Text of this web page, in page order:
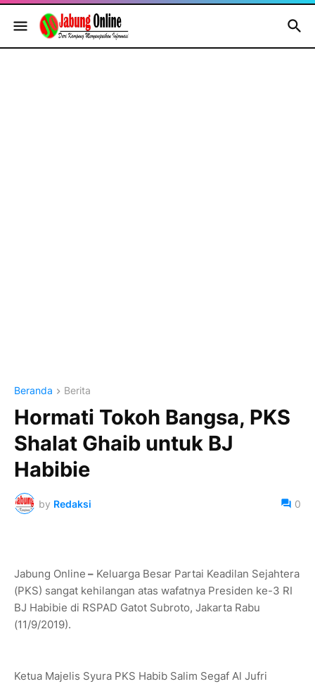
Beranda Berita
Hormati Tokoh Bangsa, PKS
Shalat Ghaib untuk BJ
Habibie
by Redaksi 0
Jabung Online – Keluarga Besar Partai Keadilan Sejahtera
(PKS) sangat kehilangan atas wafatnya Presiden ke-3 RI
BJ Habibie di RSPAD Gatot Subroto, Jakarta Rabu
(11/9/2019).
Ketua Majelis Syura PKS Habib Salim Segaf Al Jufri